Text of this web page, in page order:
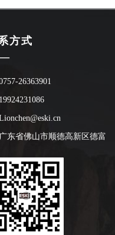
方式
26363901
19924231086
广东省佛山市顺德高新区德富